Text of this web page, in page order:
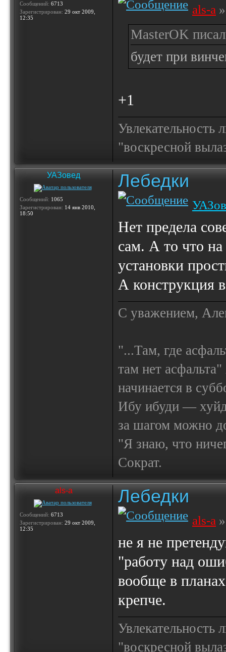
Сообщений: 6713
Зарегистрирован: 29 окт 2009,
12:35
als-a
MasterOK
будет при
+1
Увлекательность
"воскресной
УАЗовед
Сообщений: 1065
Зарегистрирован: 14 янв 2010,
18:50
Лебедки
Нет предела
сам. А то что
установки
А конструкция
С уважением,
"...Там, где
там нет
начинается в
Ибу ибуди —
за шагом можно
"Я знаю, что
Сократ.
als-a
Сообщений: 6713
Зарегистрирован: 29 окт 2009,
12:35
Лебедки
als-a
не я не
"работу над
вообще в
крепче.
Увлекательность
"воскресной